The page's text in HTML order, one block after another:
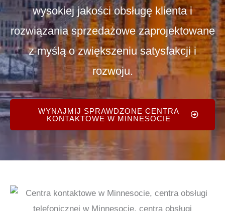
wysokiej jakości obsługę klienta i
rozwiązania sprzedażowe zaprojektowane
z myślą o zwiększeniu satysfakcji i
rozwoju.
WYNAJMIJ SPRAWDZONE CENTRA
KONTAKTOWE W MINNESOCIE